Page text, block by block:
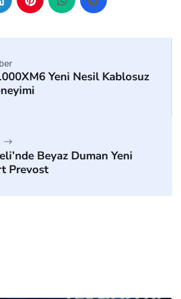
Yeni Nesil Kablosuz
Beyaz Duman Yeni
Prevost